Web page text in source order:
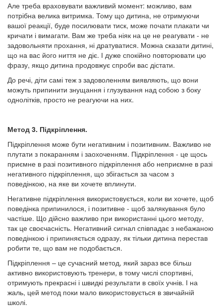
Але треба враховувати важливий момент: можливо, вам
потрібна велика витримка. Тому що дитина, не отримуючи
вашої реакції, буде посилювати тиск, може почати плакати чи
кричати і вимагати. Вам же треба ніяк на це не реагувати - не
задовольняти прохання, ні дратуватися. Можна сказати дитині,
що на вас його ниття не діє. І дуже спокійно повторювати цю
фразу, якщо дитина продовжує спроби вас дістати.
До речі, діти самі теж з задоволенням виявляють, що вони
можуть припинити знущання і глузування над собою з боку
однолітків, просто не реагуючи на них.
Метод 3. Підкріплення.
Підкріплення може бути негативним і позитивним. Важливо не
плутати з покаранням і заохоченням. Підкріплення - це щось
приємне в разі позитивного підкріплення або неприємне в разі
негативного підкріплення, що збігається за часом з
поведінкою, на яке ви хочете вплинути.
Негативне підкріплення використовується, коли ви хочете, щоб
поведінка припинилося, і позитивне - щоб залякування було
частіше. Що дійсно важливо при використанні цього методу,
так це своєчасність. Негативний сигнал співпадає з небажаною
поведінкою і припиняється одразу, як тільки дитина перестав
робити те, що вам не подобається.
Підкріплення – це сучасний метод, який зараз все більш
активно використовують тренери, в тому числі спортивні,
отримують прекрасні і швидкі результати в своїх учнів. І на
жаль, цей метод поки мало використовується в звичайній
школі.